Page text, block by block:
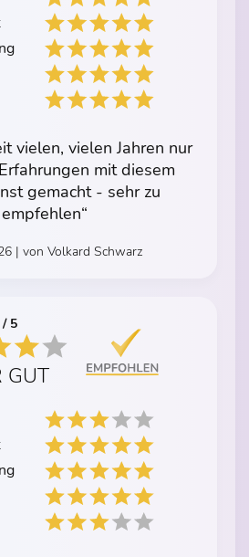
vielen, vielen Jahren nur
mit diesem
gemacht - sehr zu
empfehlen“
| von Volkard Schwarz
5
GUT